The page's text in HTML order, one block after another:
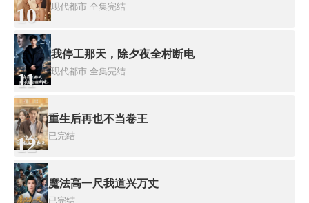
10 现代都市 全集完结
11
我停工那天，除夕夜全村断电
现代都市 全集完结
12
重生后再也不当卷王
已完结
魔法高一尺我道兴万丈
已完结